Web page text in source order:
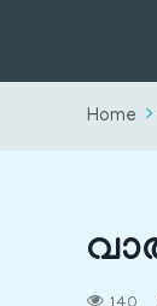
Home